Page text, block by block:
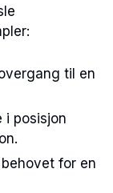
til en
i posisjon
for en